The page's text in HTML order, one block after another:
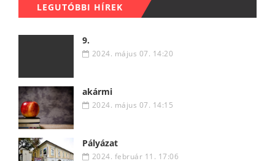
LEGUTÓBBI HÍREK
9.
2024. május 07. 14:20
akármi
2024. május 07. 14:15
Pályázat
2024. február 11. 17:06